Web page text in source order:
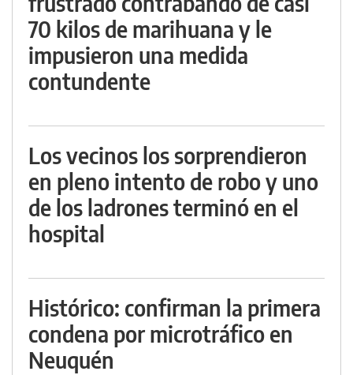
70 kilos de marihuana y le
impusieron una medida
contundente
Los vecinos los sorprendieron
en pleno intento de robo y uno
de los ladrones terminó en el
hospital
Histórico: confirman la primera
condena por microtráfico en
Neuquén